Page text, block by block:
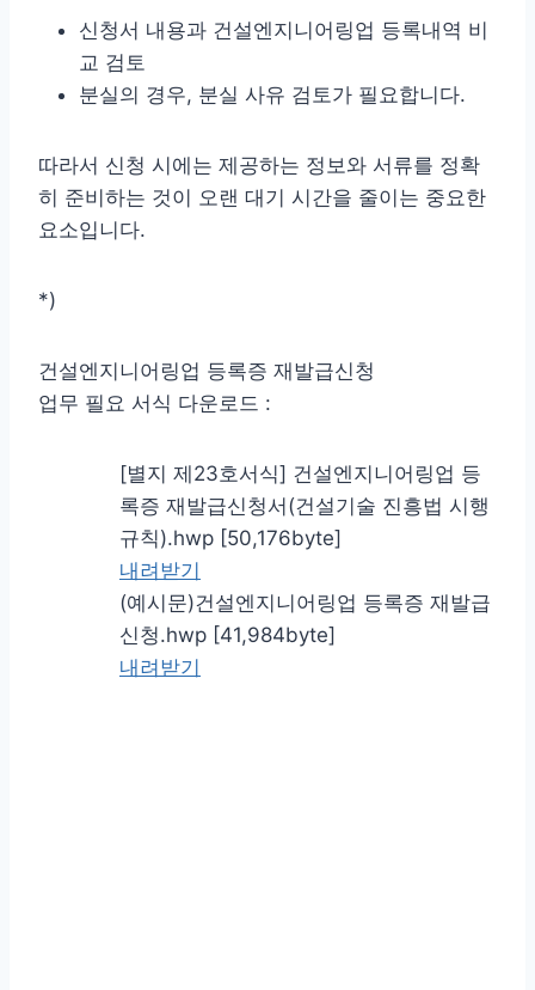
신청서 내용과 건설엔지니어링업 등록내역 비
교 검토
분실의 경우, 분실 사유 검토가 필요합니다.
따라서 신청 시에는 제공하는 정보와 서류를 정확
히 준비하는 것이 오랜 대기 시간을 줄이는 중요한
요소입니다.
*)
건설엔지니어링업 등록증 재발급신청
업무 필요 서식 다운로드 :
[별지 제23호서식] 건설엔지니어링업 등
록증 재발급신청서(건설기술 진흥법 시행
규칙).hwp [50,176byte]
내려받기
(예시문)건설엔지니어링업 등록증 재발급
신청.hwp [41,984byte]
내려받기